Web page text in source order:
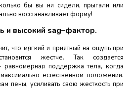
бы вы ни сидели, прыгали или
восстанавливает форму!
и высокий sag–фактор.
что мягкий и приятный на ощупь при
жестче. Так создается
равномерная поддержка тела, когда
естественном положении.
пены, усиливать свою жесткость при